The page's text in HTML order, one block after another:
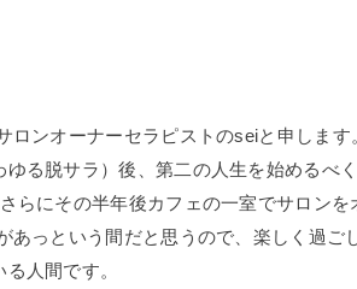
ロンオーナーセラピストのseiと申します
る脱サラ）後、第二の人生を始めるべ
らにその半年後カフェの一室でサロンを
あっという間だと思うので、楽しく過ご
人間です。